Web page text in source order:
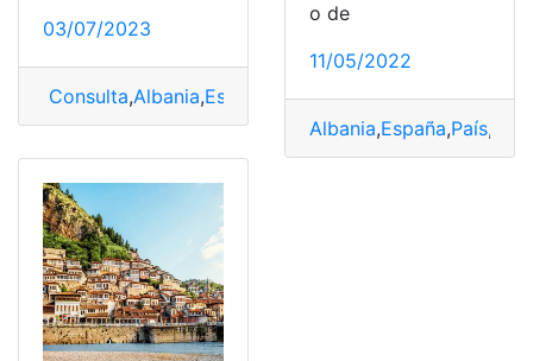
03/07/2023
Consulta,Albania,España Pasos y requisitos,
o de
11/05/2022
Albania,España,País,